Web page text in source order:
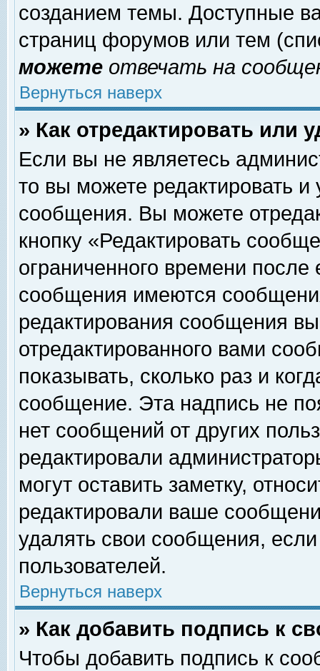
созданием темы. Доступные
страниц форумов или тем
можете отвечать на
Вернуться наверх
» Как отредактировать или
Если вы не являетесь
то вы можете редактировать и
сообщения. Вы можете
кнопку «Редактировать
ограниченного времени
сообщения имеются
редактирования сообщения
отредактированного вами
показывать, сколько раз и
сообщение. Эта надпись не
нет сообщений от других
редактировали
могут оставить заметку,
редактировали ваше
удалять свои сообщения,
пользователей.
Вернуться наверх
» Как добавить подпись к
Чтобы добавить подпись к